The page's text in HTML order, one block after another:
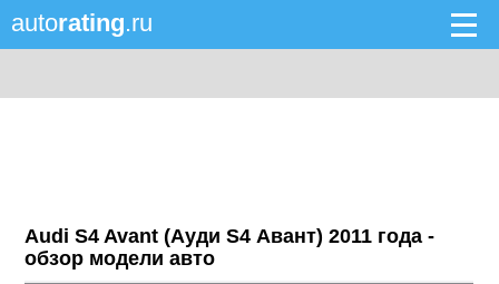
autorating.ru
Audi S4 Avant (Ауди S4 Авант) 2011 года -
обзор модели авто